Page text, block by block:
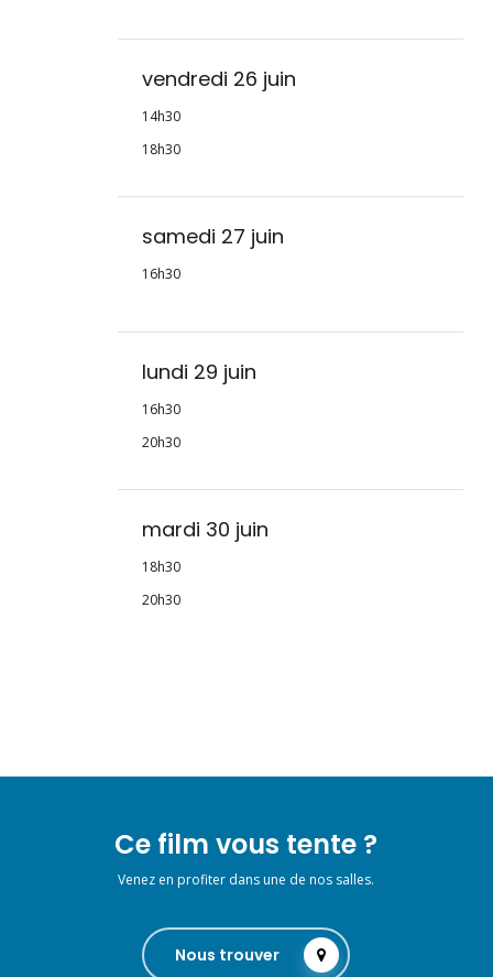
vendredi 26 juin
14h30
18h30
samedi 27 juin
16h30
lundi 29 juin
16h30
20h30
mardi 30 juin
18h30
20h30
Ce film vous tente ?
Venez en profiter dans une de nos salles.
Nous trouver